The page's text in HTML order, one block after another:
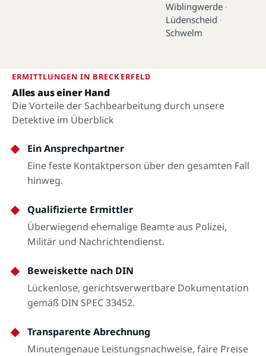
Wiblingwerde ·
Lüdenscheid ·
Schwelm
ERMITTLUNGEN IN BRECKERFELD
Alles aus einer Hand
Die Vorteile der Sachbearbeitung durch unsere
Detektive im Überblick
Ein Ansprechpartner
Eine feste Kontaktperson über den gesamten Fall
hinweg.
Qualifizierte Ermittler
Überwiegend ehemalige Beamte aus Polizei,
Militär und Nachrichtendienst.
Beweiskette nach DIN
Lückenlose, gerichtsverwertbare Dokumentation
gemäß DIN SPEC 33452.
Transparente Abrechnung
Minutengenaue Leistungsnachweise, faire Preise